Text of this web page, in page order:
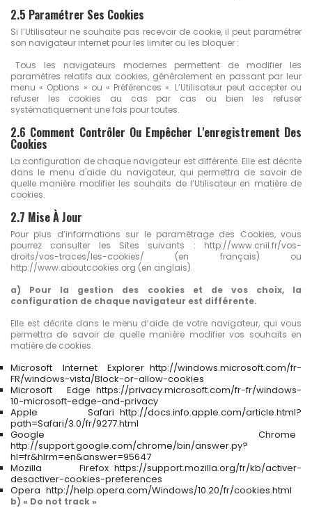
2.5 Paramétrer Ses Cookies
Si l’Utilisateur ne souhaite pas recevoir de cookie, il peut paramétrer
son navigateur internet pour les limiter ou les bloquer :
Tous les navigateurs modernes permettent de modifier les
paramètres relatifs aux cookies, généralement en passant par leur
menu « Options » ou « Préférences ». L’Utilisateur peut accepter ou
refuser les cookies au cas par cas ou bien les refuser
systématiquement une fois pour toutes.
2.6 Comment Contrôler Ou Empêcher L'enregistrement Des
Cookies
La configuration de chaque navigateur est différente. Elle est décrite
dans le menu d'aide du navigateur, qui permettra de savoir de
quelle manière modifier les souhaits de l’Utilisateur en matière de
cookies.
2.7 Mise À Jour
Pour plus d’informations sur le paramétrage des Cookies, vous
pourrez consulter les Sites suivants : http://www.cnil.fr/vos-
droits/vos-traces/les-cookies/ (en français) ou
http://www.aboutcookies.org (en anglais).
a) Pour la gestion des cookies et de vos choix, la
configuration de chaque navigateur est différente.
Elle est décrite dans le menu d’aide de votre navigateur, qui vous
permettra de savoir de quelle manière modifier vos souhaits en
matière de cookies.
Microsoft Internet Explorer http://windows.microsoft.com/fr-
FR/windows-vista/Block-or-allow-cookies
Microsoft Edge https://privacy.microsoft.com/fr-fr/windows-
10-microsoft-edge-and-privacy
Apple Safari http://docs.info.apple.com/article.html?
path=Safari/3.0/fr/9277.html
Google Chrome
http://support.google.com/chrome/bin/answer.py?
hl=fr&hlrm=en&answer=95647
Mozilla Firefox https://support.mozilla.org/fr/kb/activer-
desactiver-cookies-preferences
Opera http://help.opera.com/Windows/10.20/fr/cookies.html
b) « Do not track »